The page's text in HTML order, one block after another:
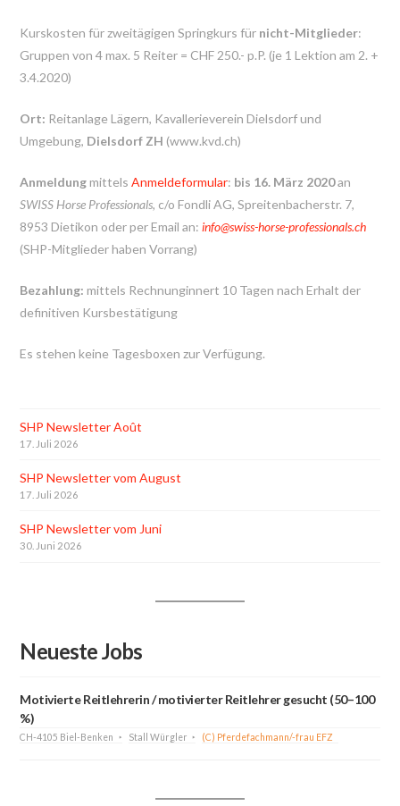
Kurskosten für zweitägigen Springkurs für nicht-Mitglieder:
Gruppen von 4 max. 5 Reiter = CHF 250.- p.P. (je 1 Lektion am 2. +
3.4.2020)
Ort: Reitanlage Lägern, Kavallerieverein Dielsdorf und
Umgebung, Dielsdorf ZH (www.kvd.ch)
AnmeldungmittelsAnmeldeformular: bis 16. März 2020an
SWISS Horse Professionals, c/o Fondli AG, Spreitenbacherstr. 7,
8953 Dietikon oder per Email an:info@swiss-horse-professionals.ch
(SHP-Mitglieder haben Vorrang)
Bezahlung:mittels Rechnunginnert 10 Tagen nach Erhalt der
definitiven Kursbestätigung
Es stehen keine Tagesboxen zur Verfügung.
SHP Newsletter Août
17. Juli 2026
SHP Newsletter vom August
17. Juli 2026
SHP Newsletter vom Juni
30. Juni 2026
Neueste Jobs
Motivierte Reitlehrerin / motivierter Reitlehrer gesucht (50–100
%)
CH-4105 Biel-Benken Stall Würgler (C) Pferdefachmann/-frau EFZ